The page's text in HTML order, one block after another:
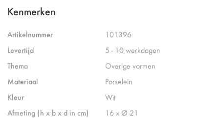
Kenmerken
Artikelnummer
101396
Levertijd
5 - 10 werkdagen
Thema
Overige vormen
Materiaal
Porselein
Kleur
Wit
Afmeting (h x b x d in cm)
16 x Ø 21